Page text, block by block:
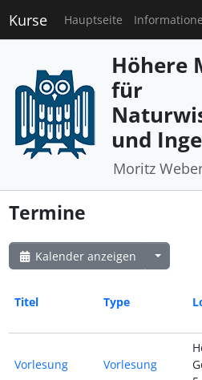
Kurse Hauptseite
Höhere
für
und
Moritz
Termine
Kalender anzeigen
Titel Type
Vorlesung Vorlesung